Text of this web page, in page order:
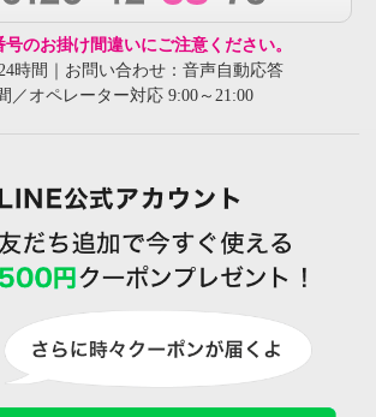
のお掛け間違いにご注意ください。
時間｜お問い合わせ：音声自動応答
／オペレーター対応 9:00～21:00